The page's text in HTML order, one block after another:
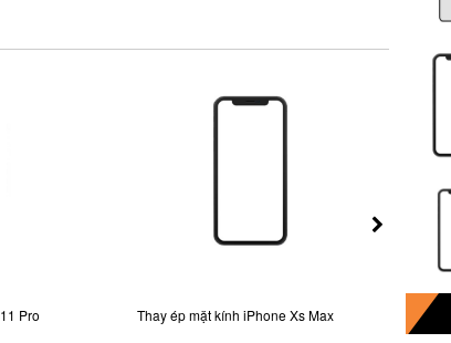
Pro Thay ép mặt kính iPhone Xs Max